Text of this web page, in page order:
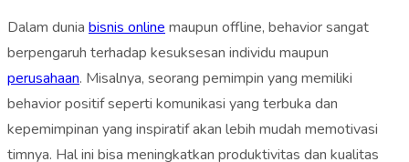
Dalam dunia bisnis onlinemaupun offline, behavior sangat
berpengaruh terhadap kesuksesan individu maupun
perusahaan. Misalnya, seorang pemimpin yang memiliki
behavior positif seperti komunikasi yang terbuka dan
kepemimpinan yang inspiratif akan lebih mudah memotivasi
timnya. Hal ini bisa meningkatkan produktivitas dan kualitas